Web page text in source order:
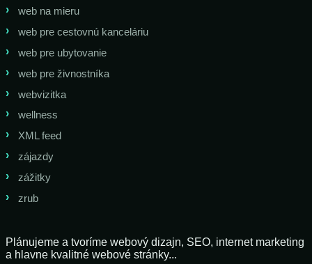
web na mieru
web pre cestovnú kanceláriu
web pre ubytovanie
web pre živnostníka
webvizitka
wellness
XML feed
zájazdy
zážitky
zrub
Plánujeme a tvoríme webový dizajn, SEO, internet marketing
a hlavne kvalitné webové stránky...